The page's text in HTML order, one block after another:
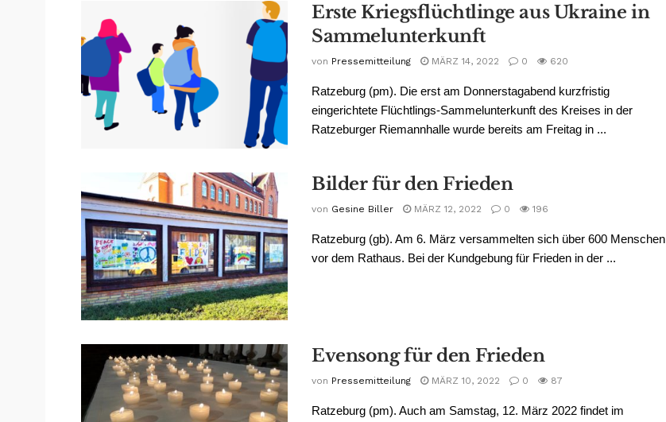
Erste Kriegsflüchtlinge aus Ukraine in
Sammelunterkunft
von Pressemitteilung MÄRZ 14, 2022 0 620
Ratzeburg (pm). Die erst am Donnerstagabend kurzfristig
eingerichtete Flüchtlings-Sammelunterkunft des Kreises in der
Ratzeburger Riemannhalle wurde bereits am Freitag in ...
Bilder für den Frieden
von Gesine Biller MÄRZ 12, 2022 0 196
Ratzeburg (gb). Am 6. März versammelten sich über 600 Menschen
vor dem Rathaus. Bei der Kundgebung für Frieden in der ...
Evensong für den Frieden
von Pressemitteilung MÄRZ 10, 2022 0 87
Ratzeburg (pm). Auch am Samstag, 12. März 2022 findet im